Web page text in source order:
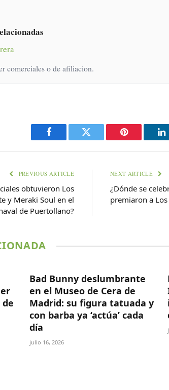
comerciales o de afiliacion.
Facebook Twitter Pinterest
PREVIOUS ARTICLE
obtuvieron Los
y Meraki Soul en el
de Puertollano?
NEXT ARTICLE
¿Dónde se
premiaron a
Bad Bunny deslumbrante
en el Museo de Cera de
Madrid: su figura tatuada y
con barba ya ‘actúa’ cada
día
julio 16, 2026